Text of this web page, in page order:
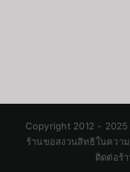
Copyright 2012 -
ร้านขอสงวนสิทธิในควา
ติดต่อร้